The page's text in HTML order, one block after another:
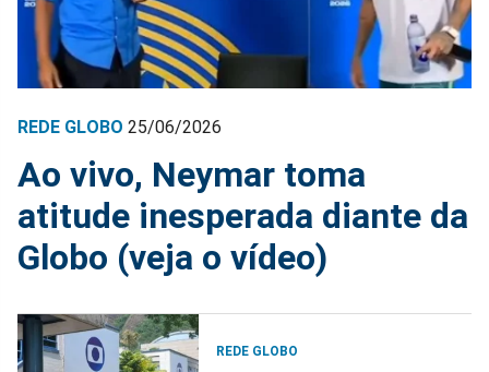
REDE GLOBO 25/06/2026
Ao vivo, Neymar toma
atitude inesperada diante da
Globo (veja o vídeo)
REDE GLOBO